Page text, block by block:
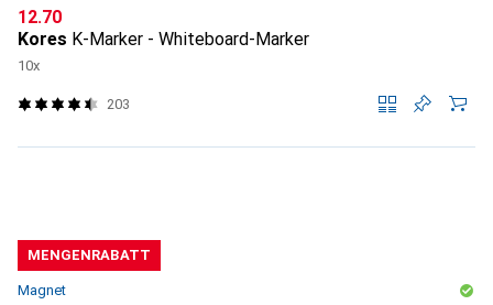
CHF
12.70
Kores K-Marker - Whiteboard-Marker
10x
203
MENGENRABATT
Magnet